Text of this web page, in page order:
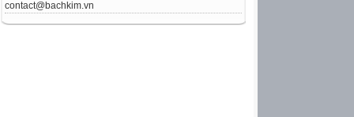
contact@bachkim.vn